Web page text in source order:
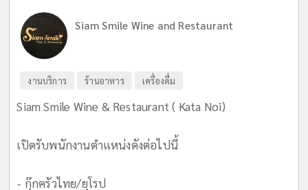
Siam Smile Wine and Restaurant
งานบริการ ร้านอาหาร เครื่องดื่ม
Siam Smile Wine & Restaurant ( Kata Noi)
เปิดรับพนักงานตำแหน่งดังต่อไปนี้
- กุ๊กครัวไทย/ยุโรป